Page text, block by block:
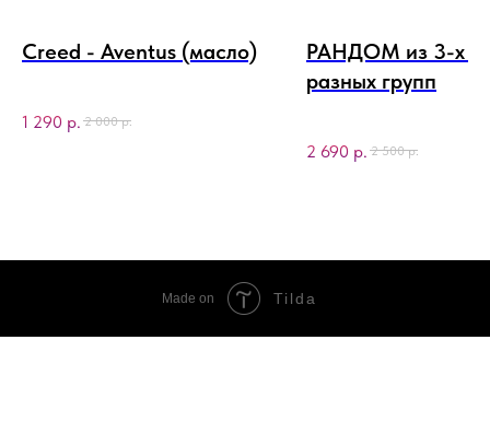
Creed - Aventus (масло)
1 290 р. 2 000 р.
РАНДОМ из 3-х
разных групп
2 690 р. 2 500 р.
Made on Tilda